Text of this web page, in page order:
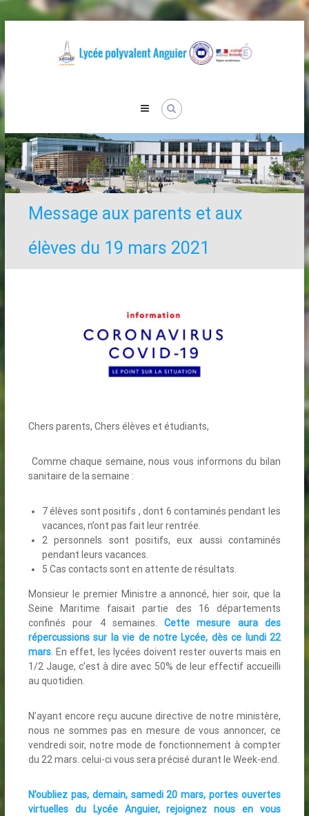
to
content
Message aux parents et aux
élèves du 19 mars 2021
Chers parents, Chers élèves et étudiants,
Comme chaque semaine, nous vous informons du bilan
sanitaire de la semaine :
7 élèves sont positifs , dont 6 contaminés pendant les
vacances, n’ont pas fait leur rentrée.
2 personnels sont positifs, eux aussi contaminés
pendant leurs vacances.
5 Cas contacts sont en attente de résultats.
Monsieur le premier Ministre a annoncé, hier soir, que la
Seine Maritime faisait partie des 16 départements
confinés pour 4 semaines.Cette mesure aura des
répercussions sur la vie de notre Lycée, dès ce lundi 22
mars . En effet, les lycées doivent rester ouverts mais en
1/2 Jauge, c’est à dire avec 50% de leur effectif accueilli
au quotidien.
N’ayant encore reçu aucune directive de notre ministère,
nous ne sommes pas en mesure de vous annoncer, ce
vendredi soir, notre mode de fonctionnement à compter
du 22 mars. celui-ci vous sera précisé durant le Week-end.
N’oubliez pas, demain, samedi 20 mars, portes ouvertes
virtuelles du Lycée Anguier, rejoignez nous en vous